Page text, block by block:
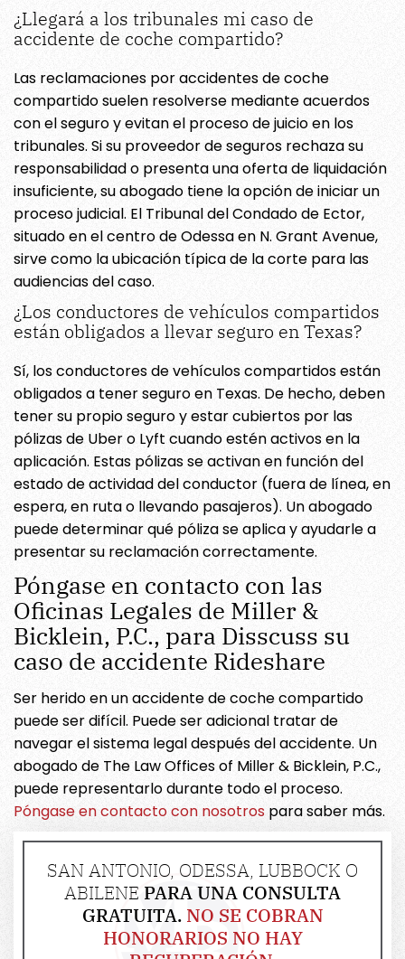
¿Llegará a los tribunales mi caso de
accidente de coche compartido?
Las reclamaciones por accidentes de coche
compartido suelen resolverse mediante acuerdos
con el seguro y evitan el proceso de juicio en los
tribunales. Si su proveedor de seguros rechaza su
responsabilidad o presenta una oferta de liquidación
insuficiente, su abogado tiene la opción de iniciar un
proceso judicial. El Tribunal del Condado de Ector,
situado en el centro de Odessa en N. Grant Avenue,
sirve como la ubicación típica de la corte para las
audiencias del caso.
¿Los conductores de vehículos compartidos
están obligados a llevar seguro en Texas?
Sí, los conductores de vehículos compartidos están
obligados a tener seguro en Texas. De hecho, deben
tener su propio seguro y estar cubiertos por las
pólizas de Uber o Lyft cuando estén activos en la
aplicación. Estas pólizas se activan en función del
estado de actividad del conductor (fuera de línea, en
espera, en ruta o llevando pasajeros). Un abogado
puede determinar qué póliza se aplica y ayudarle a
presentar su reclamación correctamente.
Póngase en contacto con las
Oficinas Legales de Miller &
Bicklein, P.C., para Disscuss su
caso de accidente Rideshare
Ser herido en un accidente de coche compartido
puede ser difícil. Puede ser adicional tratar de
navegar el sistema legal después del accidente. Un
abogado de The Law Offices of Miller & Bicklein, P.C.,
puede representarlo durante todo el proceso.
Póngase en contacto con nosotros para saber más.
SAN ANTONIO, ODESSA, LUBBOCK O
ABILENE PARA UNA CONSULTA
GRATUITA. NO SE COBRAN
HONORARIOS NO HAY